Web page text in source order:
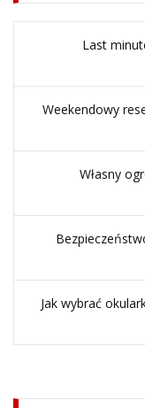
Last
Weekendowy
Własny
Jak wybrać